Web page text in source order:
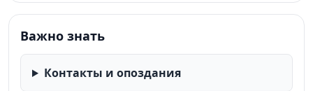
Важно знать
Контакты и опоздания